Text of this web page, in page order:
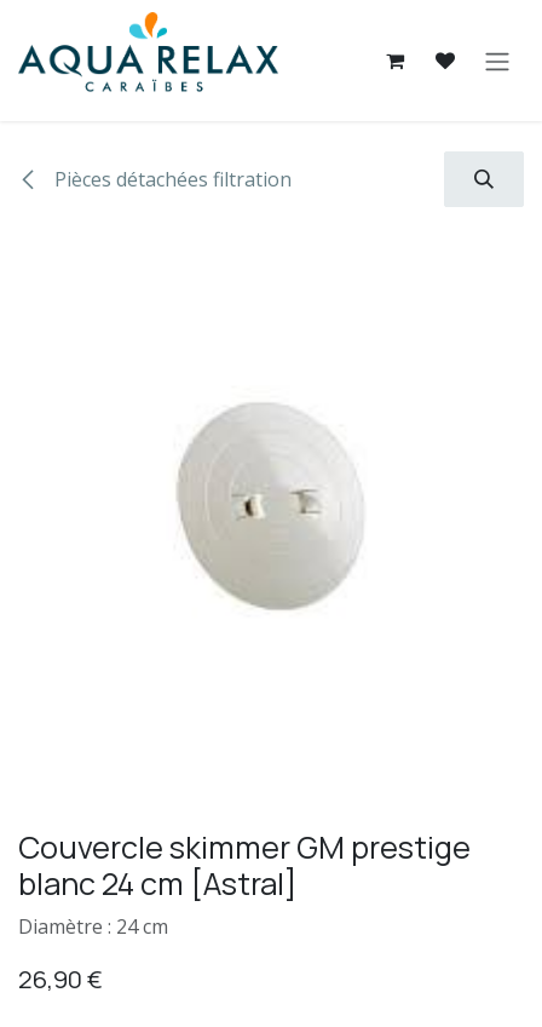
Se rendre au contenu
Pièces détachées filtration
Couvercle skimmer GM prestige
blanc 24 cm [Astral]
Diamètre : 24 cm
26,90€